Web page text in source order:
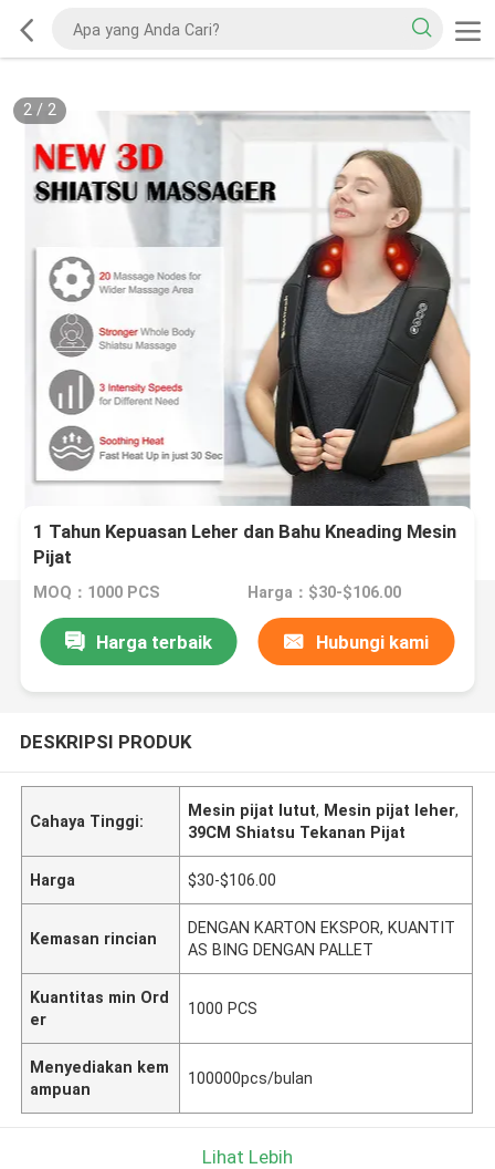
2/ 2
1 Tahun Kepuasan Leher dan Bahu Kneading Mesin
Pijat
MOQ：1000 PCS Harga：$30-$106.00
Harga terbaik Hubungi kami
DESKRIPSI PRODUK
Cahaya Tinggi:
Mesin pijat lutut, Mesin pijat leher,
39CM Shiatsu Tekanan Pijat
Harga $30-$106.00
Kemasan rincian
DENGAN KARTON EKSPOR, KUANTIT
AS BING DENGAN PALLET
Kuantitas min Ord
er
1000 PCS
Menyediakan kem
ampuan
100000pcs/bulan
Lihat Lebih